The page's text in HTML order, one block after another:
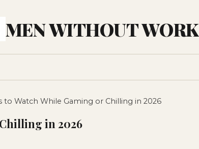
MEN WITHOUT WORK
to Watch While Gaming or Chilling in 2026
in 2026